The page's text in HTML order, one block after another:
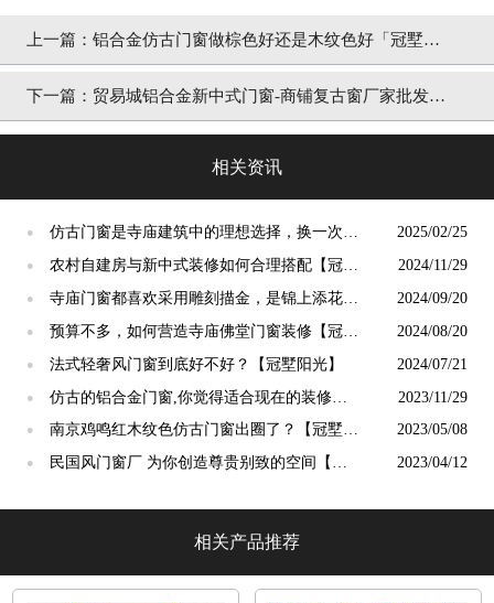
上一篇： 铝合金仿古门窗做棕色好还是木纹色好「冠墅阳
光」
下一篇： 贸易城铝合金新中式门窗-商铺复古窗厂家批发
相关资讯
●
仿古门窗是寺庙建筑中的理想选择，换一次用
终生【冠墅阳光】
2025/02/25
●
农村自建房与新中式装修如何合理搭配【冠墅
阳光】
2024/11/29
●
寺庙门窗都喜欢采用雕刻描金，是锦上添花
吗？【冠墅阳光】
2024/09/20
●
预算不多，如何营造寺庙佛堂门窗装修【冠墅
阳光】
2024/08/20
● 法式轻奢风门窗到底好不好？【冠墅阳光】 2024/07/21
●
仿古的铝合金门窗,你觉得适合现在的装修吗?
【冠墅阳光】
2023/11/29
●
南京鸡鸣红木纹色仿古门窗出圈了？【冠墅阳
光】
2023/05/08
●
民国风门窗厂 为你创造尊贵别致的空间【冠
2023/04/12
相关产品推荐